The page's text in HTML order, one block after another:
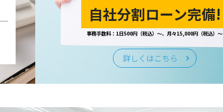
自社分割ローン完備!
事務手数料：1日500円（税込）～、月々15,000円（税込）～
詳しくはこちら